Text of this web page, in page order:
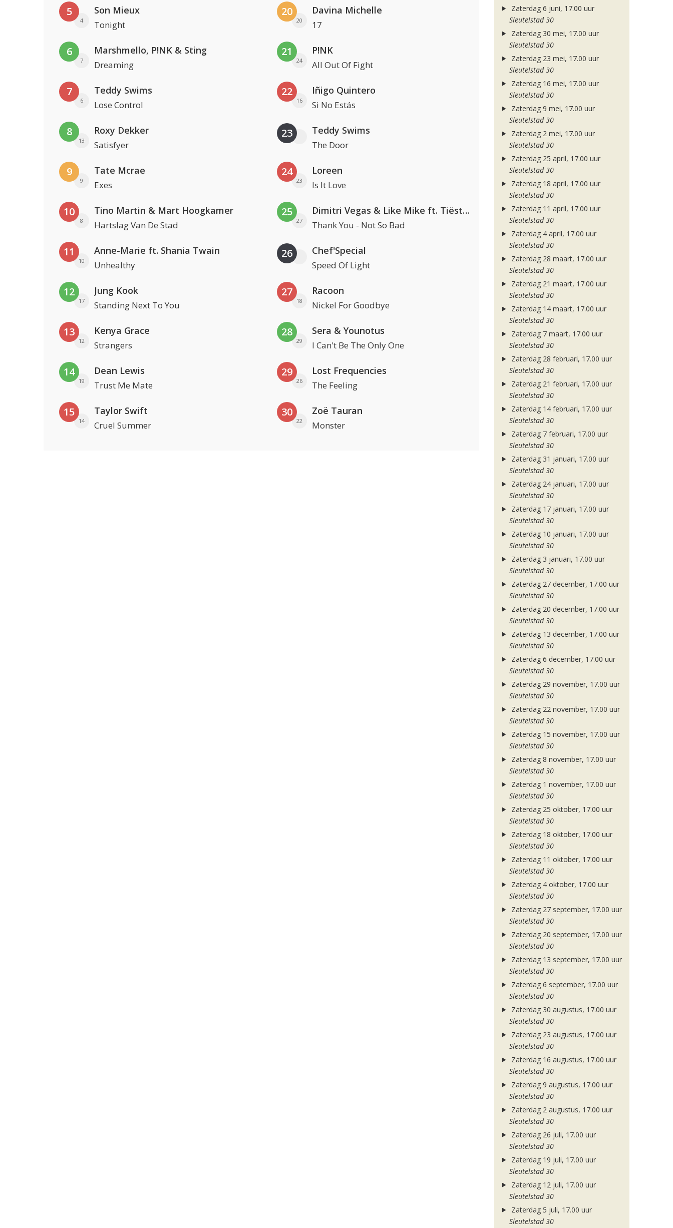
5
4
Son Mieux
Tonight
6
7
Marshmello, P!NK & Sting
Dreaming
7
6
Teddy Swims
Lose Control
8
13
Roxy Dekker
Satisfyer
9
9
Tate Mcrae
Exes
10
8
Tino Martin & Mart Hoogkamer
Hartslag Van De Stad
11
10
Anne-Marie ft. Shania Twain
Unhealthy
12
17
Jung Kook
Standing Next To You
13
12
Kenya Grace
Strangers
14
19
Dean Lewis
Trust Me Mate
15
14
Taylor Swift
Cruel Summer
20
20
Davina Michelle
17
21
24
P!NK
All Out Of Fight
22
16
Iñigo Quintero
Si No Estás
23 Teddy Swims
The Door
24
23
Loreen
Is It Love
25
27
Dimitri Vegas & Like Mike ft. Tiësto, W&W & Dido
Thank You - Not So Bad
26 Chef'Special
Speed Of Light
27
18
Racoon
Nickel For Goodbye
28
29
Sera & Younotus
I Can't Be The Only One
29
26
Lost Frequencies
The Feeling
30
22
Zoë Tauran
Monster
Zaterdag 6 juni, 17.00 uur
Sleutelstad 30
Zaterdag 30 mei, 17.00 uur
Sleutelstad 30
Zaterdag 23 mei, 17.00 uur
Sleutelstad 30
Zaterdag 16 mei, 17.00 uur
Sleutelstad 30
Zaterdag 9 mei, 17.00 uur
Sleutelstad 30
Zaterdag 2 mei, 17.00 uur
Sleutelstad 30
Zaterdag 25 april, 17.00 uur
Sleutelstad 30
Zaterdag 18 april, 17.00 uur
Sleutelstad 30
Zaterdag 11 april, 17.00 uur
Sleutelstad 30
Zaterdag 4 april, 17.00 uur
Sleutelstad 30
Zaterdag 28 maart, 17.00 uur
Sleutelstad 30
Zaterdag 21 maart, 17.00 uur
Sleutelstad 30
Zaterdag 14 maart, 17.00 uur
Sleutelstad 30
Zaterdag 7 maart, 17.00 uur
Sleutelstad 30
Zaterdag 28 februari, 17.00 uur
Sleutelstad 30
Zaterdag 21 februari, 17.00 uur
Sleutelstad 30
Zaterdag 14 februari, 17.00 uur
Sleutelstad 30
Zaterdag 7 februari, 17.00 uur
Sleutelstad 30
Zaterdag 31 januari, 17.00 uur
Sleutelstad 30
Zaterdag 24 januari, 17.00 uur
Sleutelstad 30
Zaterdag 17 januari, 17.00 uur
Sleutelstad 30
Zaterdag 10 januari, 17.00 uur
Sleutelstad 30
Zaterdag 3 januari, 17.00 uur
Sleutelstad 30
Zaterdag 27 december, 17.00 uur
Sleutelstad 30
Zaterdag 20 december, 17.00 uur
Sleutelstad 30
Zaterdag 13 december, 17.00 uur
Sleutelstad 30
Zaterdag 6 december, 17.00 uur
Sleutelstad 30
Zaterdag 29 november, 17.00 uur
Sleutelstad 30
Zaterdag 22 november, 17.00 uur
Sleutelstad 30
Zaterdag 15 november, 17.00 uur
Sleutelstad 30
Zaterdag 8 november, 17.00 uur
Sleutelstad 30
Zaterdag 1 november, 17.00 uur
Sleutelstad 30
Zaterdag 25 oktober, 17.00 uur
Sleutelstad 30
Zaterdag 18 oktober, 17.00 uur
Sleutelstad 30
Zaterdag 11 oktober, 17.00 uur
Sleutelstad 30
Zaterdag 4 oktober, 17.00 uur
Sleutelstad 30
Zaterdag 27 september, 17.00 uur
Sleutelstad 30
Zaterdag 20 september, 17.00 uur
Sleutelstad 30
Zaterdag 13 september, 17.00 uur
Sleutelstad 30
Zaterdag 6 september, 17.00 uur
Sleutelstad 30
Zaterdag 30 augustus, 17.00 uur
Sleutelstad 30
Zaterdag 23 augustus, 17.00 uur
Sleutelstad 30
Zaterdag 16 augustus, 17.00 uur
Sleutelstad 30
Zaterdag 9 augustus, 17.00 uur
Sleutelstad 30
Zaterdag 2 augustus, 17.00 uur
Sleutelstad 30
Zaterdag 26 juli, 17.00 uur
Sleutelstad 30
Zaterdag 19 juli, 17.00 uur
Sleutelstad 30
Zaterdag 12 juli, 17.00 uur
Sleutelstad 30
Zaterdag 5 juli, 17.00 uur
Sleutelstad 30